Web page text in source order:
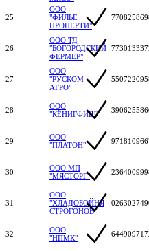
25
ООО
"ФИЛЬЕ
ПРОПЕРТИ"
26
ООО ТД
"БОГОРОДСКИЙ
ФЕРМЕР"
27
ООО
"РУСКОМ-
АГРО"
28
ООО
"КЁНИГФИШ"
29
ООО
"ПЛАТОН"
30
ООО МП
"МЯСТОРГ"
31
ООО
"ХЛАДОБОЙНЯ
СТРОГОНОВ"
32
ООО
"НПМК"